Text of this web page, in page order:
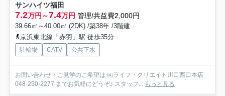
サンハイツ福田
7.2万円～7.4万円 管理/共益費2,000円
39.66㎡～40.00㎡ (2DK) /築38年 /3階建
京浜東北線「赤羽」駅 徒歩35分
駐輪場 CATV 公共下水
お問い合わせ・ご見学のご希望は ㈱ライフ・クリエイト川口西口本店
048-250-2277 までお気軽にどうぞ♪ スタッフ...
もっと見る